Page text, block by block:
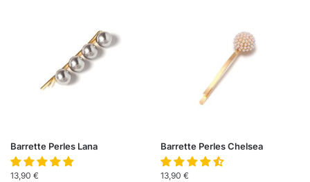
Barrette Perles Lana
13,90 €
Barrette Perles Chelsea
13,90 €